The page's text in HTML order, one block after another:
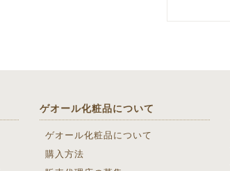
ゲオール化粧品について
ゲオール化粧品について
購入方法